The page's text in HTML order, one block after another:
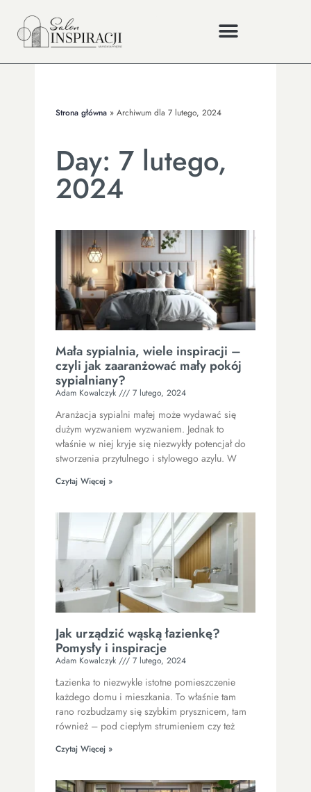
Strona główna » Archiwum dla 7 lutego, 2024
Day: 7 lutego,
2024
Mała sypialnia, wiele inspiracji –
czyli jak zaaranżować mały pokój
sypialniany?
Adam Kowalczyk 7 lutego, 2024
Aranżacja sypialni małej może wydawać się
dużym wyzwaniem wyzwaniem. Jednak to
właśnie w niej kryje się niezwykły potencjał do
stworzenia przytulnego i stylowego azylu. W
Czytaj Więcej »
Jak urządzić wąską łazienkę?
Pomysły i inspiracje
Adam Kowalczyk 7 lutego, 2024
Łazienka to niezwykle istotne pomieszczenie
każdego domu i mieszkania. To właśnie tam
rano rozbudzamy się szybkim prysznicem, tam
również – pod ciepłym strumieniem czy też
Czytaj Więcej »